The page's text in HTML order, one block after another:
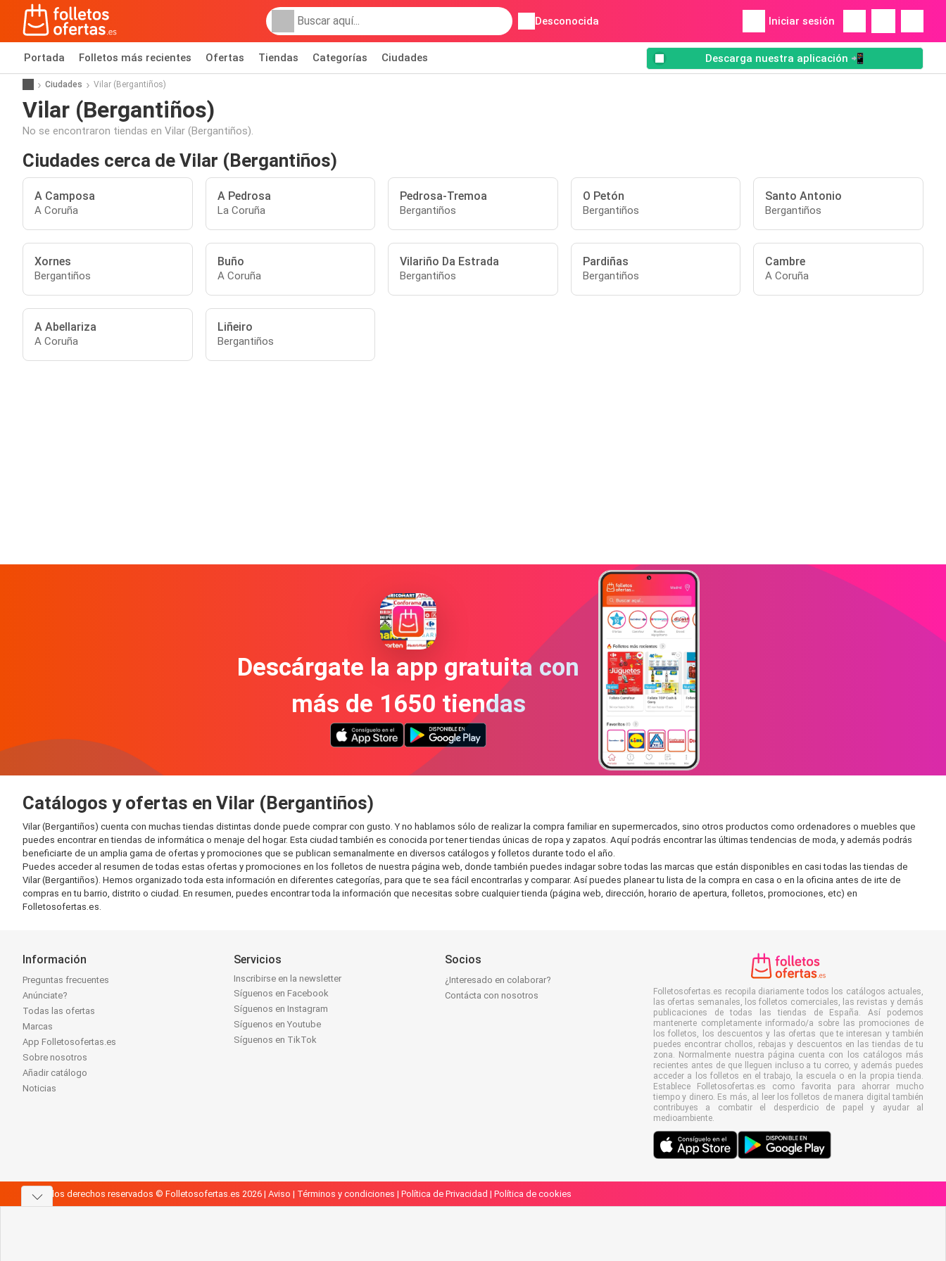
Desconocida Iniciar sesión
Portada Folletos más recientes Ofertas Tiendas Categorías Ciudades Descarga nuestra aplicación 📲
Ciudades Vilar (Bergantiños)
Vilar (Bergantiños)
No se encontraron tiendas en Vilar (Bergantiños).
Ciudades cerca de Vilar (Bergantiños)
A Camposa
A Coruña
A Pedrosa
La Coruña
Pedrosa-Tremoa
Bergantiños
O Petón
Bergantiños
Santo Antonio
Bergantiños
Xornes
Bergantiños
Buño
A Coruña
Vilariño Da Estrada
Bergantiños
Pardiñas
Bergantiños
Cambre
A Coruña
A Abellariza
A Coruña
Liñeiro
Bergantiños
Descárgate la app gratuita con
más de 1650 tiendas
Catálogos y ofertas en Vilar (Bergantiños)
Vilar (Bergantiños) cuenta con muchas tiendas distintas donde puede comprar con gusto. Y no hablamos sólo de realizar la compra familiar en supermercados, sino otros productos como ordenadores o muebles que
puedes encontrar en tiendas de informática o menaje del hogar. Esta ciudad también es conocida por tener tiendas únicas de ropa y zapatos. Aquí podrás encontrar las últimas tendencias de moda, y además podrás
beneficiarte de un amplia gama de ofertas y promociones que se publican semanalmente en diversos catálogos y folletos durante todo el año.
Puedes acceder al resumen de todas estas ofertas y promociones en los folletos de nuestra página web, donde también puedes indagar sobre todas las marcas que están disponibles en casi todas las tiendas de
Vilar (Bergantiños). Hemos organizado toda esta información en diferentes categorías, para que te sea fácil encontrarlas y comparar. Así puedes planear tu lista de la compra en casa o en la oficina antes de irte de
compras en tu barrio, distrito o ciudad. En resumen, puedes encontrar toda la información que necesitas sobre cualquier tienda (página web, dirección, horario de apertura, folletos, promociones, etc) en
Folletosofertas.es.
Información
Preguntas frecuentes
Anúnciate?
Todas las ofertas
Marcas
App Folletosofertas.es
Sobre nosotros
Añadir catálogo
Noticias
Servicios
Inscribirse en la newsletter
Síguenos en Facebook
Síguenos en Instagram
Síguenos en Youtube
Síguenos en TikTok
Socios
¿Interesado en colaborar?
Contácta con nosotros
Folletosofertas.es recopila diariamente todos los catálogos actuales,
las ofertas semanales, los folletos comerciales, las revistas y demás
publicaciones de todas las tiendas de España. Así podemos
mantenerte completamente informado/a sobre las promociones de
los folletos, los descuentos y las ofertas que te interesan y también
puedes encontrar chollos, rebajas y descuentos en las tiendas de tu
zona. Normalmente nuestra página cuenta con los catálogos más
recientes antes de que lleguen incluso a tu correo, y además puedes
acceder a los folletos en el trabajo, la escuela o en la propia tienda.
Establece Folletosofertas.es como favorita para ahorrar mucho
tiempo y dinero. Es más, al leer los folletos de manera digital también
contribuyes a combatir el desperdicio de papel y ayudar al
medioambiente.
Todos los derechos reservados © Folletosofertas.es 2026 | Aviso | Términos y condiciones | Política de Privacidad | Política de cookies